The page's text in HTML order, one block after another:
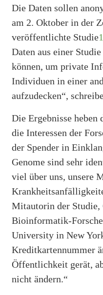
Die Daten sollen
am 2. Oktober in der
veröffentlichte Studie1
Daten aus einer
können, um private
Individuen in einer
aufzudecken“,
Die Ergebnisse
die Interessen der
der Spender in
Genome sind sehr
viel über uns, unsere
Mitautorin der Studie,
Bioinformatik-
University in New
Kreditkartennummer
Öffentlichkeit gerät,
nicht ändern.“